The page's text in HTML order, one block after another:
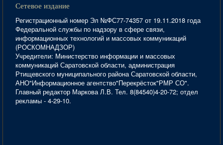
Сетевое издание
Регистрационный номер Эл №ФС77-74357 от 19.11.2018 года
Федеральной службы по надзору в сфере связи,
информационных технологий и массовых коммуникаций
(РОСКОМНАДЗОР)
Учредители: Министерство информации и массовых
коммуникаций Саратовской области, администрация
Ртищевского муниципального района Саратовской области,
АНО"Информационное агентство"Перекрёсток"РМР СО".
Главный редактор Маркова Л.В. Тел. 8(84540)4-20-72; отдел
рекламы - 4-29-10.